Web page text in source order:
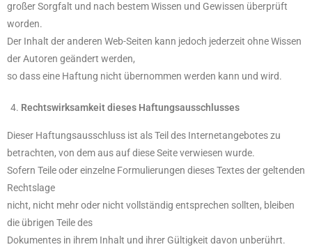
großer Sorgfalt und nach bestem Wissen und Gewissen überprüft
worden.
Der Inhalt der anderen Web-Seiten kann jedoch jederzeit ohne Wissen
der Autoren geändert werden,
so dass eine Haftung nicht übernommen werden kann und wird.
Rechtswirksamkeit dieses Haftungsausschlusses
Dieser Haftungsausschluss ist als Teil des Internetangebotes zu
betrachten, von dem aus auf diese Seite verwiesen wurde.
Sofern Teile oder einzelne Formulierungen dieses Textes der geltenden
Rechtslage
nicht, nicht mehr oder nicht vollständig entsprechen sollten, bleiben
die übrigen Teile des
Dokumentes in ihrem Inhalt und ihrer Gültigkeit davon unberührt.